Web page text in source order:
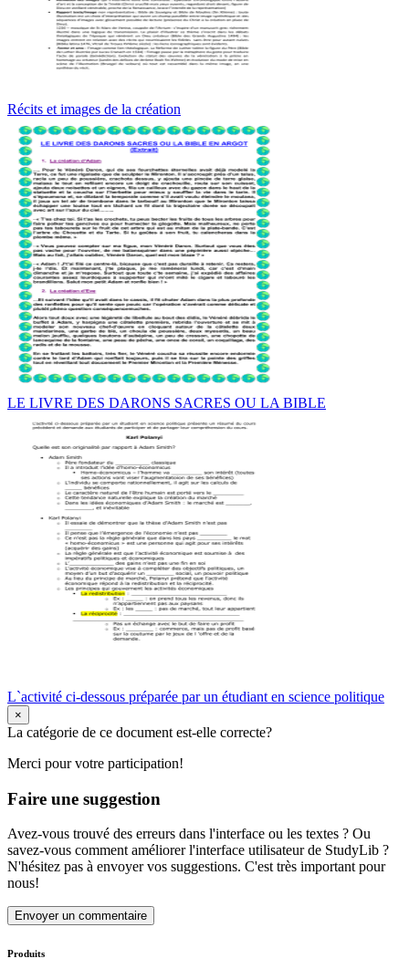
Récits et images de la création
LE LIVRE DES DARONS SACRES OU LA BIBLE
L`activité ci-dessous préparée par un étudiant en science politique
×
La catégorie de ce document est-elle correcte?
Merci pour votre participation!
Faire une suggestion
Avez-vous trouvé des erreurs dans l'interface ou les textes ? Ou
savez-vous comment améliorer l'interface utilisateur de StudyLib ?
N'hésitez pas à envoyer vos suggestions. C'est très important pour
nous!
Envoyer un commentaire
Produits